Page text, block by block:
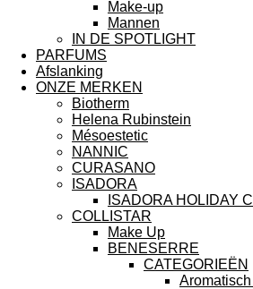
Make-up
Mannen
IN DE SPOTLIGHT
PARFUMS
Afslanking
ONZE MERKEN
Biotherm
Helena Rubinstein
Mésoestetic
NANNIC
CURASANO
ISADORA
ISADORA HOLIDAY
COLLISTAR
Make Up
BENESERRE
CATEGORIEËN